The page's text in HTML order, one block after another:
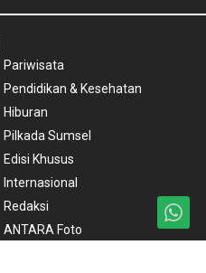
Pariwisata
Pendidikan & Kesehatan
Hiburan
Pilkada Sumsel
Edisi Khusus
Internasional
Redaksi
ANTARA Foto